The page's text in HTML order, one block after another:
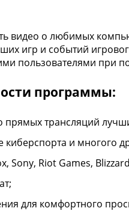
видео о любимых
игр и событий
пользователями при
программы:
прямых трансляций
и многого
Sony, Riot Games,
для комфортного